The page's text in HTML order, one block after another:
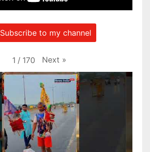
Subscribe to my channel
1 / 170 Next »